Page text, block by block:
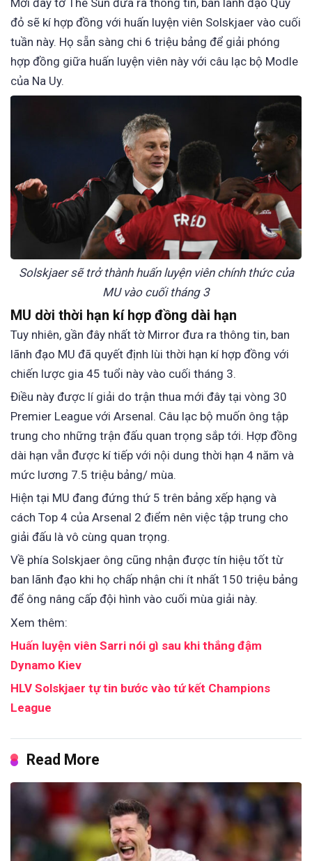
Mới đây tờ The Sun đưa ra thông tin, ban lãnh đạo Qủy
đỏ sẽ kí hợp đồng với huấn luyện viên Solskjaer vào cuối
tuần này. Họ sẵn sàng chi 6 triệu bảng để giải phóng
hợp đồng giữa huấn luyện viên này với câu lạc bộ Modle
của Na Uy.
Solskjaer sẽ trở thành huấn luyện viên chính thức của
MU vào cuối tháng 3
MU dời thời hạn kí hợp đồng dài hạn
Tuy nhiên, gần đây nhất tờ Mirror đưa ra thông tin, ban
lãnh đạo MU đã quyết định lùi thời hạn kí hợp đồng với
chiến lược gia 45 tuổi này vào cuối tháng 3.
Điều này được lí giải do trận thua mới đây tại vòng 30
Premier League với Arsenal. Câu lạc bộ muốn ông tập
trung cho những trận đấu quan trọng sắp tới. Hợp đồng
dài hạn vẫn được kí tiếp với nội dung thời hạn 4 năm và
mức lương 7.5 triệu bảng/ mùa.
Hiện tại MU đang đứng thứ 5 trên bảng xếp hạng và
cách Top 4 của Arsenal 2 điểm nên việc tập trung cho
giải đấu là vô cùng quan trọng.
Về phía Solskjaer ông cũng nhận được tín hiệu tốt từ
ban lãnh đạo khi họ chấp nhận chi ít nhất 150 triệu bảng
để ông nâng cấp đội hình vào cuối mùa giải này.
Xem thêm:
Huấn luyện viên Sarri nói gì sau khi thắng đậm
Dynamo Kiev
HLV Solskjaer tự tin bước vào tứ kết Champions
League
Read More